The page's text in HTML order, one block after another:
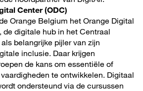
Center (ODC)
Orange Belgium het Orange Digital
de digitale hub in het Centraal
belangrijke pijler van zijn
inclusie. Daar krijgen
de kans om essentiële of
te ontwikkelen. Digitaal
ondersteund via de cursussen